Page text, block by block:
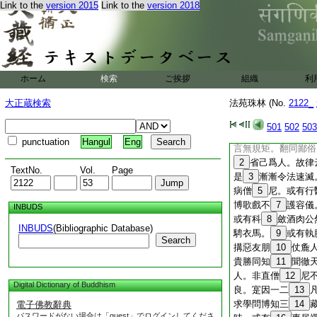
Link to the version 2015 Link to the version 2018
ホーム 検索 ご挨拶 組織 利
大正蔵検索
punctuation Hangul Eng
TextNo. Vol. Page
INBUDS
INBUDS(Bibliographic Database)
Search
Digital Dictionary of Buddhism
電子佛教辭典
法苑珠林 (No. 2122_
501 502 503
述意部 治罰部
菩薩部 羅漢部
天王部 鬼神部
訛。將欲住持三寶
宗兼先諳究。不憚
道俗欣心有據。界
相依法得久住。故
制便行。如是漸漸
言無規矩。翻同鄙
2 省己爲人。故
是 3 漸漸令法速滅
病僧 5 尼。或有
博歌戲不 7 護容儀
或有科 8 斂酒肉公
騁衣馬。
9 或有執
搆惡友朋
10 仗麁
貴勝同知
11 聞徹
人。非直僧 12 尼
良。寔因一二 13
求學問博知三
14